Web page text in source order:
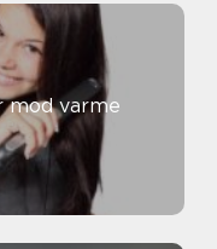
mod varme